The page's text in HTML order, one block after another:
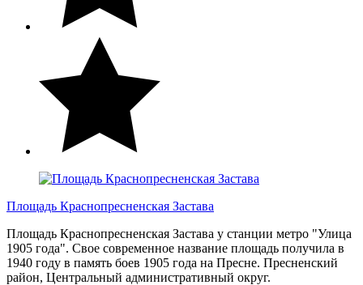
Площадь Краснопресненская Застава
Площадь Краснопресненская Застава у станции метро "Улица
1905 года". Свое современное название площадь получила в
1940 году в память боев 1905 года на Пресне. Пресненский
район, Центральный административный округ.